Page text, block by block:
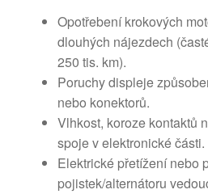
Opotřebení krokových
dlouhých nájezdech
250 tis. km).
Poruchy displeje
nebo konektorů.
Vlhkost, koroze kontaktů
spoje v elektronické části.
Elektrické přetížení nebo
pojistek/alternátoru